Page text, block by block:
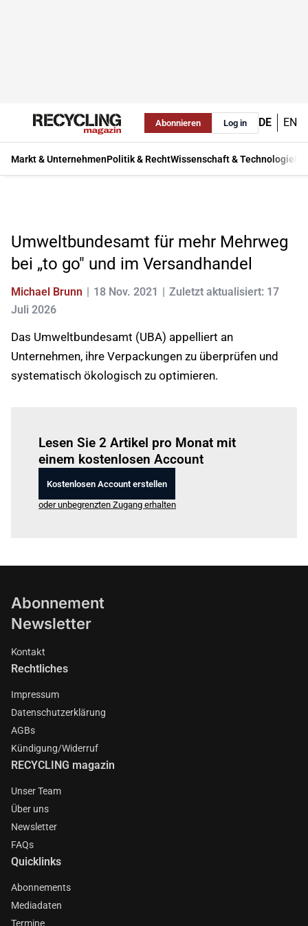
Abonnieren Log in DE EN
Markt & UnternehmenPolitik & RechtWissenschaft & Technologie
Umweltbundesamt für mehr Mehrweg
bei „to go" und im Versandhandel
Michael Brunn 18 Nov. 2021
Zuletzt aktualisiert: 17
Juli 2026
Das Umweltbundesamt (UBA) appelliert an
Unternehmen, ihre Verpackungen zu überprüfen und
systematisch ökologisch zu optimieren.
Lesen Sie 2 Artikel pro Monat mit
einem kostenlosen Account
Kostenlosen Account erstellen
oder unbegrenzten Zugang erhalten
Abonnement
Newsletter
Kontakt
Rechtliches
Impressum
Datenschutzerklärung
AGBs
Kündigung/Widerruf
RECYCLING magazin
Unser Team
Über uns
Newsletter
FAQs
Quicklinks
Abonnements
Mediadaten
Termine